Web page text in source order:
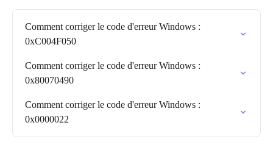
Comment corriger le code d'erreur Windows :
0xC004F050
Comment corriger le code d'erreur Windows :
0x80070490
Comment corriger le code d'erreur Windows :
0x0000022